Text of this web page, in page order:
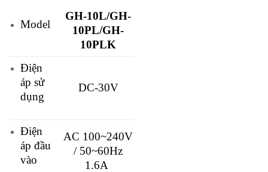
Model
GH-10L/GH-
10PL/GH-
10PLK
Điện
áp sử
dụng
DC-30V
Điện
áp đầu
vào
AC 100~240V
/ 50~60Hz
1.6A